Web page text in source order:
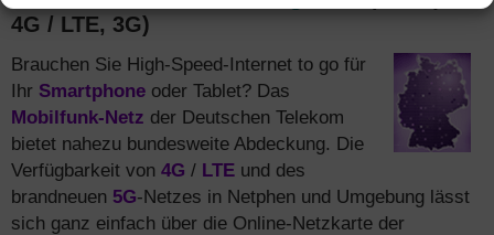
4G / LTE, 3G)
Brauchen Sie High-Speed-Internet to go für
Ihr Smartphone oder Tablet? Das
Mobilfunk-Netz der Deutschen Telekom
bietet nahezu bundesweite Abdeckung. Die
Verfügbarkeit von 4G / LTE und des
brandneuen 5G-Netzes in Netphen und Umgebung lässt
sich ganz einfach über die Online-Netzkarte der